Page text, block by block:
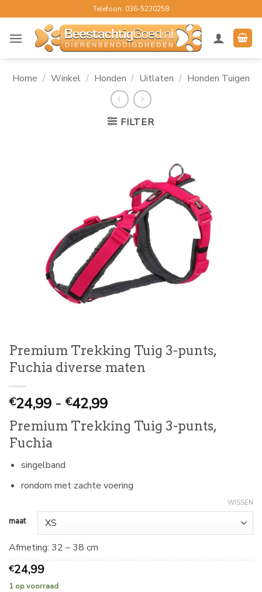
naar
inhoud
Telefoon: 036-5230258
Home / Winkel / Honden / Uitlaten / Honden Tuigen
FILTER
Premium Trekking Tuig 3-punts,
Fuchia diverse maten
€24,99 - €42,99Prijsklasse:
€
24,99
Premium Trekking Tuig 3-punts,
Fuchia
singelband
rondom met zachte voering
maat
WISSEN
Afmeting: 32 – 38 cm
€24,99
1 op voorraad